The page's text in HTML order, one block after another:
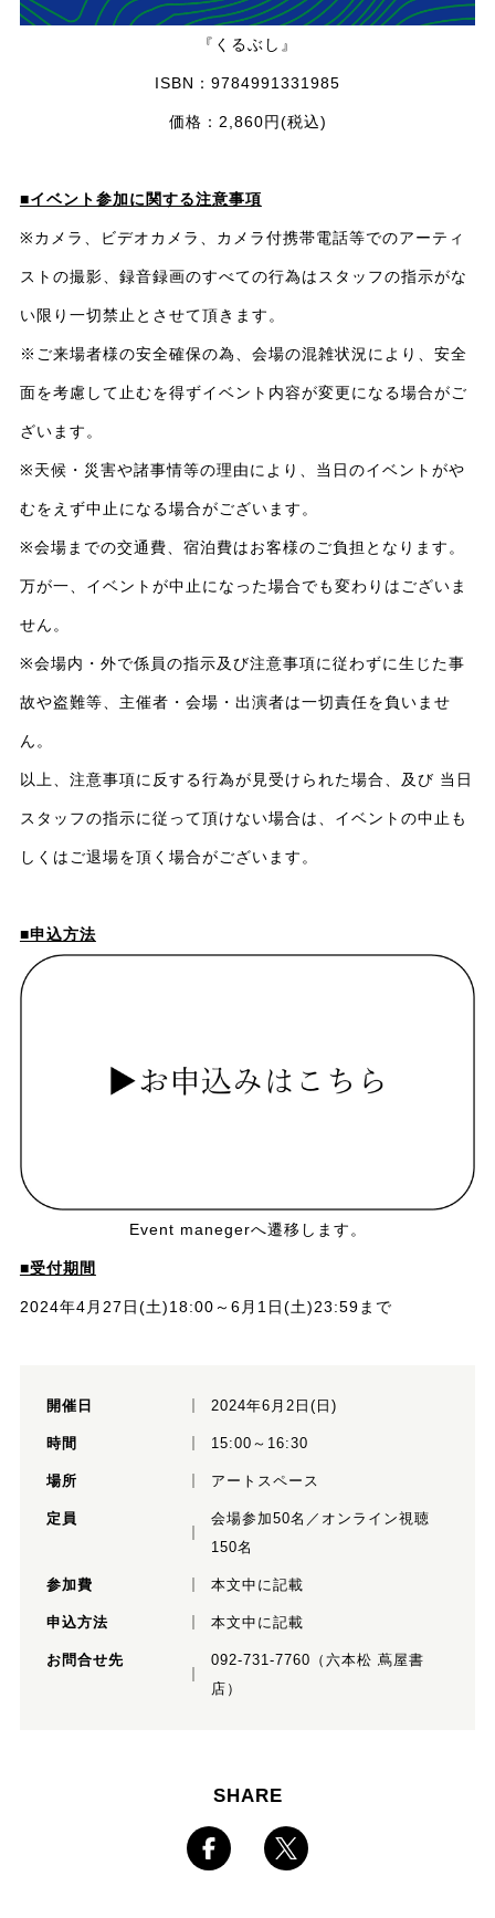
『くるぶし』
ISBN：9784991331985
価格：2,860円(税込)
■イベント参加に関する注意事項
※カメラ、ビデオカメラ、カメラ付携帯電話等でのアーティ
ストの撮影、録音録画のすべての行為はスタッフの指示がな
い限り一切禁止とさせて頂きます。
※ご来場者様の安全確保の為、会場の混雑状況により、安全
面を考慮して止むを得ずイベント内容が変更になる場合がご
ざいます。
※天候・災害や諸事情等の理由により、当日のイベントがや
むをえず中止になる場合がございます。
※会場までの交通費、宿泊費はお客様のご負担となります。
万が一、イベントが中止になった場合でも変わりはございま
せん。
※会場内・外で係員の指示及び注意事項に従わずに生じた事
故や盗難等、主催者・会場・出演者は一切責任を負いませ
ん。
以上、注意事項に反する行為が見受けられた場合、及び 当日
スタッフの指示に従って頂けない場合は、イベントの中止も
しくはご退場を頂く場合がございます。
■申込方法
Event manegerへ遷移します。
■受付期間
2024年4月27日(土)18:00～6月1日(土)23:59まで
開催日 2024年6月2日(日)
時間 15:00～16:30
場所 アートスペース
定員
会場参加50名／オンライン視聴
150名
参加費 本文中に記載
申込方法 本文中に記載
お問合せ先
092-731-7760（六本松 蔦屋書
店）
SHARE